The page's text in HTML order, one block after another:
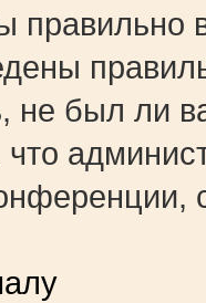
правильно
не был ли